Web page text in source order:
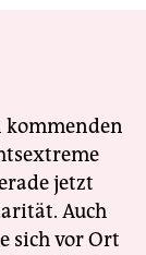
kommenden
jetzt
Auch
sich vor Ort